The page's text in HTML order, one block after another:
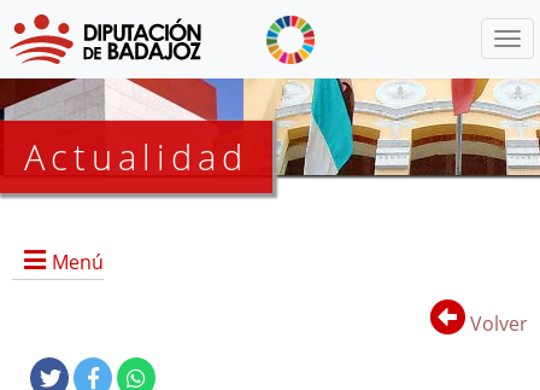
Actualidad
Menú
Noticias
Volver